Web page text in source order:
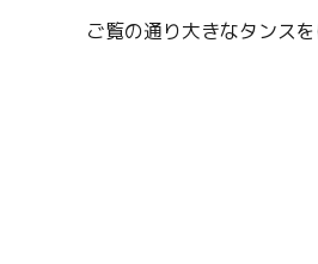
ご覧の通り大きなタンス